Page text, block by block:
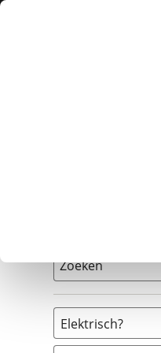
We hebben
Zoeken
Elektrisch?
Niet elektrisch